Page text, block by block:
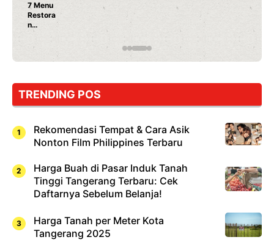
7 Menu
Restora
n
Jepang
yang
Dicoba,
Cuma
Sushi!
TRENDING POS
Rekomendasi Tempat & Cara Asik
Nonton Film Philippines Terbaru
Harga Buah di Pasar Induk Tanah
Tinggi Tangerang Terbaru: Cek
Daftarnya Sebelum Belanja!
Harga Tanah per Meter Kota
Tangerang 2025